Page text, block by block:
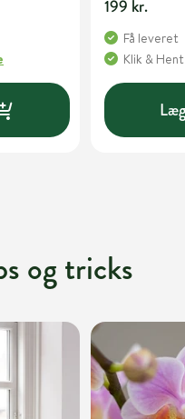
199 kr.
Få leveret
Klik & Hent
og tricks